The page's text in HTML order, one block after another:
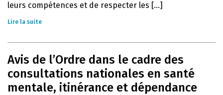
leurs compétences et de respecter les [...]
Lire la suite
Avis de l’Ordre dans le cadre des
consultations nationales en santé
mentale, itinérance et dépendance